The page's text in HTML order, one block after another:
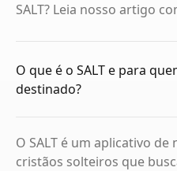
SALT? Leia nosso artigo
O que é o SALT e para
destinado?
O SALT é um aplicativo
cristãos solteiros que